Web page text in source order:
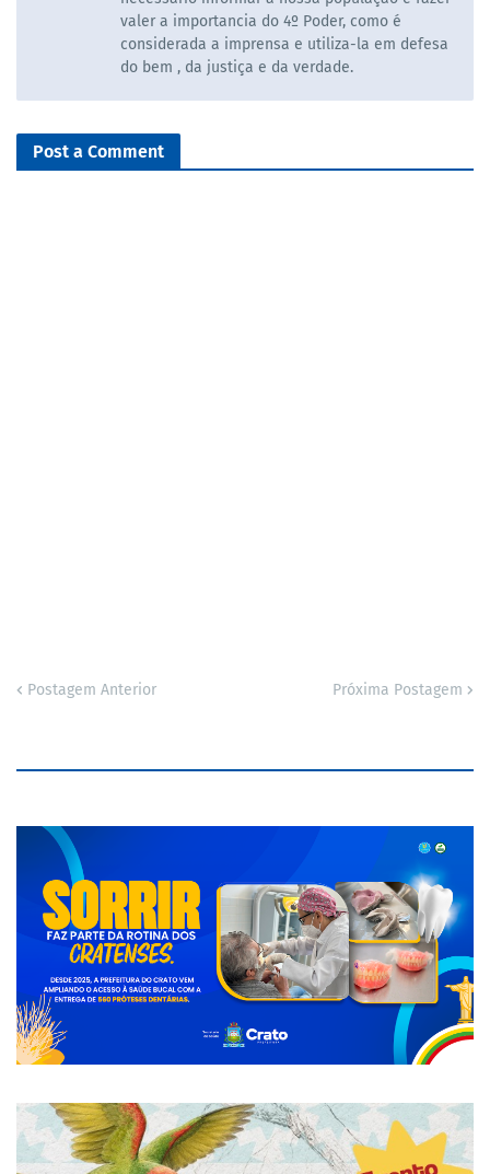
valer a importancia do 4º Poder, como é
considerada a imprensa e utiliza-la em defesa
do bem , da justiça e da verdade.
Post a Comment
Postagem Anterior Próxima Postagem